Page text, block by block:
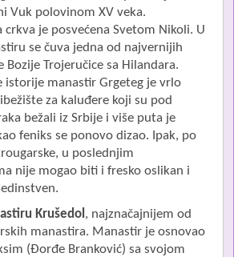
Vuk polovinom XV veka.
crkva je posvećena Svetom Nikoli. U
se čuva jedna od najvernijih
Bozije Trojeručice sa Hilandara.
istorije manastir Grgeteg je vrlo
za kaluđere koji su pod
bežali iz Srbije i više puta je
feniks se ponovo dizao. Ipak, po
u poslednjim
nije mogao biti i fresko oslikan i
Krušedol , najznačajnijem od
manastira. Manastir je osnovao
(Đorđe Branković) sa svojom